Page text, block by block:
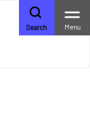
Search Menu